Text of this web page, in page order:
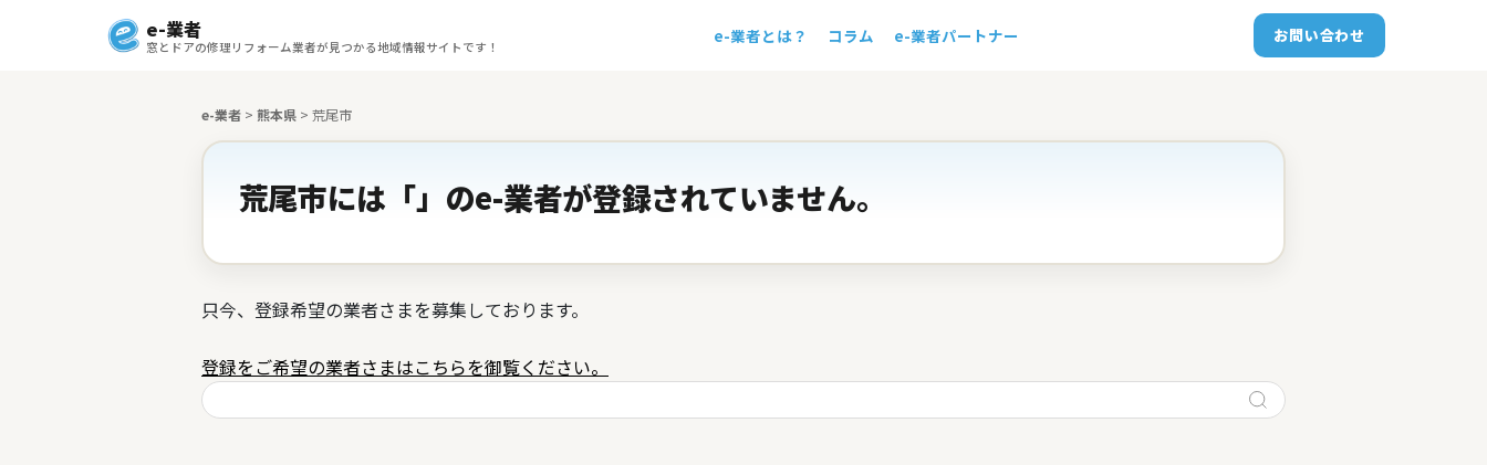
e-業者
窓とドアの修理リフォーム業者が見つかる地域情報サイトです！
e-業者とは？ コラム e-業者パートナー お問い合わせ
e-業者 > 熊本県 > 荒尾市
荒尾市には「」のe-業者が登録されていません。
只今、登録希望の業者さまを募集しております。
登録をご希望の業者さまはこちらを御覧ください。